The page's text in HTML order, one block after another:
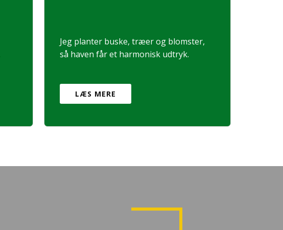
Jeg planter buske, træer og blomster,
så haven får et harmonisk udtryk.
LÆS MERE